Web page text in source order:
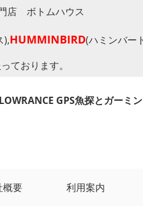
店 ボトムハウス
),HUMMINBIRD(ハミンバー
ております。
GPS魚探とガーミ
概要 利用案内